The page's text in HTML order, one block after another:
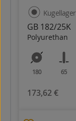
GB 182/25K
Polyurethan
Kugellager
180 65
173,62 €